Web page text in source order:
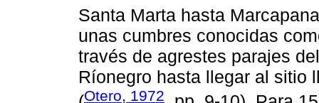
Santa Marta hasta
unas cumbres conocidas
través de agrestes parajes
Ríonegro hasta llegar al sitio
Otero, 1972